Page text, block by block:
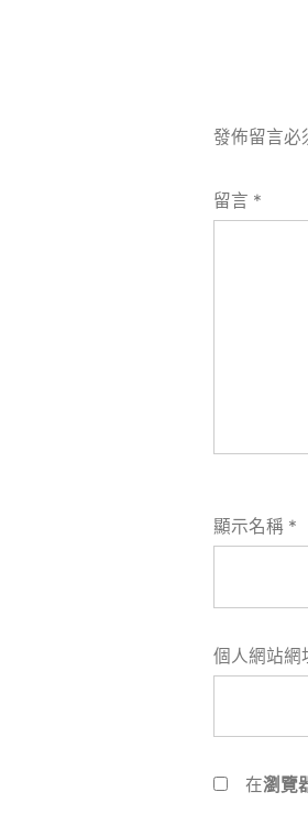
發佈留言必
留言 *
顯示名稱 *
個人網站網
在瀏覽